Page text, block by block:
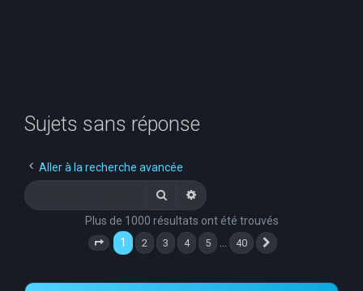
Sujets sans réponse
Aller à la recherche avancée
RechercherRecherche avancée
Plus de 1000 résultats ont été trouvés
Page 1 sur 40
1 2 3 4 5 … 40